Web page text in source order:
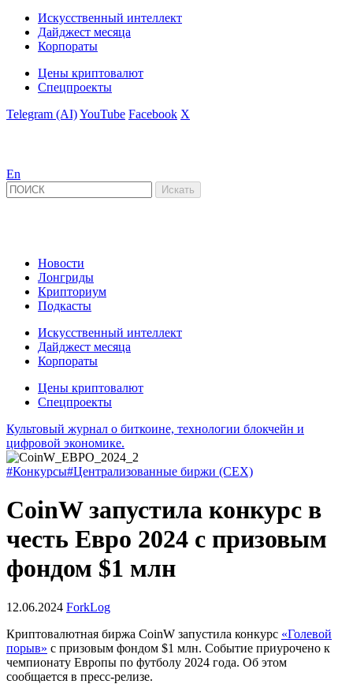
Искусственный интеллект
Дайджест месяца
Корпораты
Цены криптовалют
Спецпроекты
Telegram (AI)YouTube Facebook X
En
Новости
Лонгриды
Крипториум
Подкасты
Искусственный интеллект
Дайджест месяца
Корпораты
Цены криптовалют
Спецпроекты
Культовый журнал о биткоине, технологии блокчейн и
цифровой экономике.
#Конкурсы#Централизованные биржи (CEX)
CoinW запустила конкурс в
честь Евро 2024 с призовым
фондом $1 млн
12.06.2024 ForkLog
Криптовалютная биржа CoinW запустила конкурс «Голевой
порыв» с призовым фондом $1 млн. Событие приурочено к
чемпионату Европы по футболу 2024 года. Об этом
сообщается в пресс-релизе.